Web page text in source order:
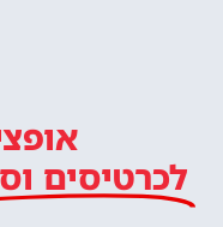
לכרטיסים